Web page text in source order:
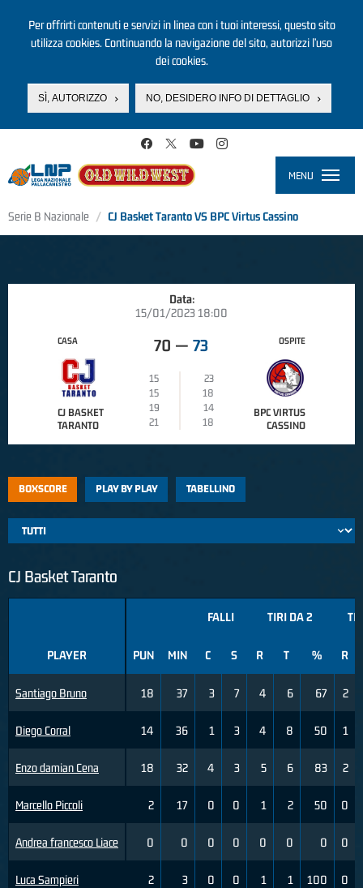
Per offrirti contenuti e servizi in linea con i tuoi interessi, questo sito
utilizza cookies. Continuando la navigazione del sito, autorizzi l’uso
dei cookies.
SÌ, AUTORIZZO NO, DESIDERO INFO DI DETTAGLIO
MENU
Serie B Nazionale CJ Basket Taranto VS BPC Virtus Cassino
Data:
15/01/2023 18:00
CASA
CJ BASKET
TARANTO
70 — 73
15
23
15
18
19
14
21
18
OSPITE
BPC VIRTUS
CASSINO
BOXSCORE PLAY BY PLAY TABELLINO
CJ Basket Taranto
PLAYER
Santiago Bruno
Diego Corral
Enzo damian Cena
Marcello Piccoli
Andrea francesco Liace
Luca Sampieri
FALLI TIRI DA 2
PUN MIN C S R T % R
18 37 3 7 4 6 67 2
14 36 1 3 4 8 50 1
18 32 4 3 5 6 83 2
2 17 0 0 1 2 50 0
0 0 0 0 0 0 0 0
2 3 0 0 1 1 100 0